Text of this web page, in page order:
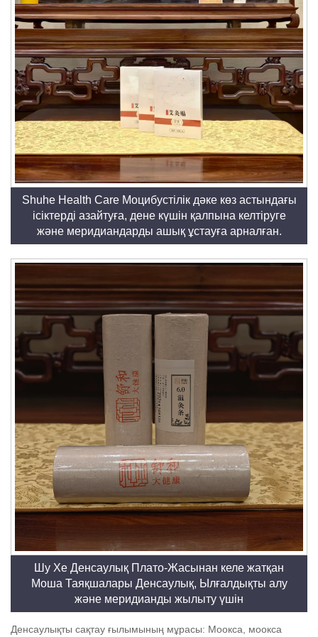
Shuhe Health Care Моцибустілік дәке көз астындағы
ісіктерді азайтуға, дене күшін қалпына келтіруге
және меридиандарды ашық ұстауға арналған.
Шу Хе Денсаулық Плато-Жасынан келе жатқан
Моша Таяқшалары Денсаулық, Ылғалдықты алу
және меридианды жылыту үшін
Денсаулықты сақтау ғылымының мұрасы: Моокса, моокса